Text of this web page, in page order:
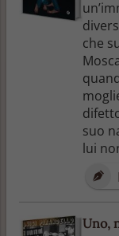
che
suo
lui
Uno,